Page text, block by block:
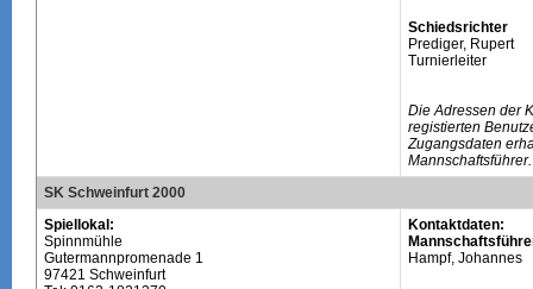
Schiedsrichter
Prediger, Rupert
Turnierleiter
Die Adressen der
registierten
Zugangsdaten
Mannschaftsführer.
SK Schweinfurt 2000
Spiellokal:
Spinnmühle
Gutermannpromenade 1
97421 Schweinfurt
Kontaktdaten:
Hampf, Johannes